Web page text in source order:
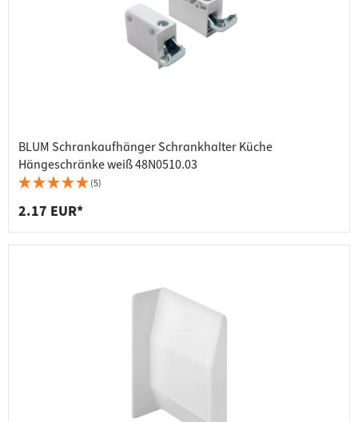
BLUM Schrankaufhänger Schrankhalter Küche
Hängeschränke weiß 48N0510.03
(5)
2.17 EUR*